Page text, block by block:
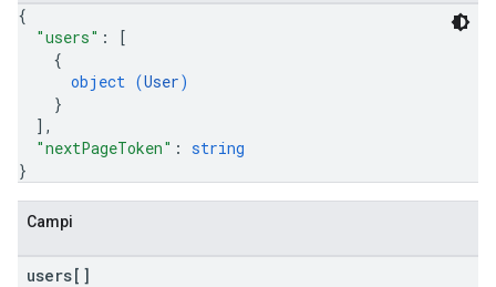
{
"users" :
[
{
object (User)
}
] ,
"nextPageToken" : string
}
Campi
users[]